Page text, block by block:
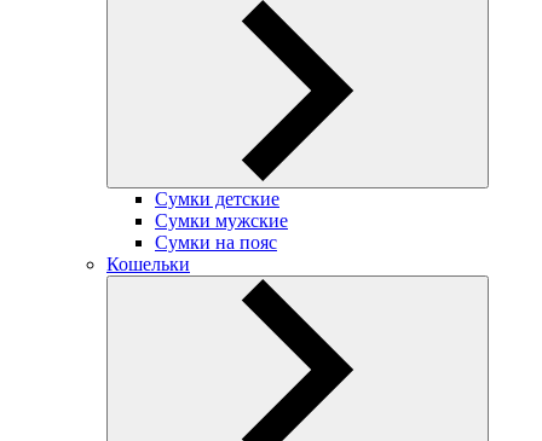
Сумки детские
Сумки мужские
Сумки на пояс
Кошельки